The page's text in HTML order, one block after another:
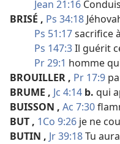
Jean 21:16
BRISÉ , Ps 34:18
Ps 51:17sacrifice
Ps 147:3Il guérit
Pr 29:1 homme
BROUILLER , Pr 17:9
BRUME , Jc 4:14 b. qui
BUISSON , Ac 7:30
BUT , 1Co 9:26 je ne
BUTIN , Jr 39:18Tu